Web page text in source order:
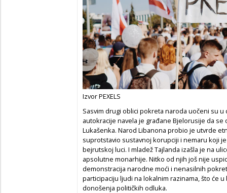
Izvor PEXELS
Sasvim drugi oblici pokreta naroda uočeni su
autokracije navela je građane Bjelorusije da
Lukašenka. Narod Libanona probio je utvrde
suprotstavio sustavnoj korupciji i nemaru koji
bejrutskoj luci. I mladež Tajlanda izašla je na
apsolutne monarhije. Nitko od njih još nije
demonstracija narodne moći i nenasilnih
participaciju ljudi na lokalnim razinama, što će
donošenja političkih odluka.